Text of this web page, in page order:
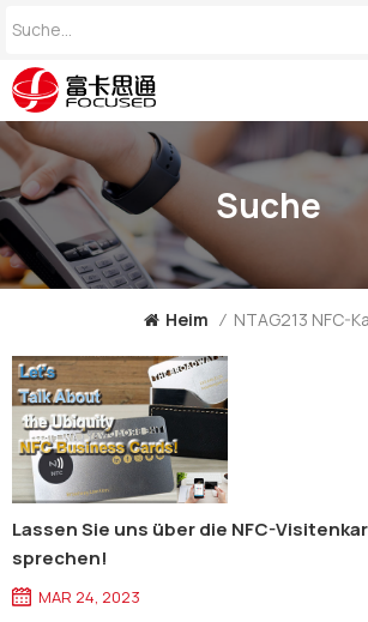
Suche
Heim / NTAG213 NFC-
Lassen Sie uns über die NFC-
sprechen!
MAR 24, 2023